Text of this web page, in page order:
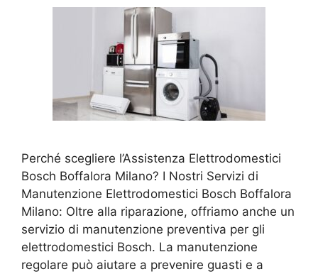
Perché scegliere l’Assistenza Elettrodomestici
Bosch Boffalora Milano? I Nostri Servizi di
Manutenzione Elettrodomestici Bosch Boffalora
Milano: Oltre alla riparazione, offriamo anche un
servizio di manutenzione preventiva per gli
elettrodomestici Bosch. La manutenzione
regolare può aiutare a prevenire guasti e a